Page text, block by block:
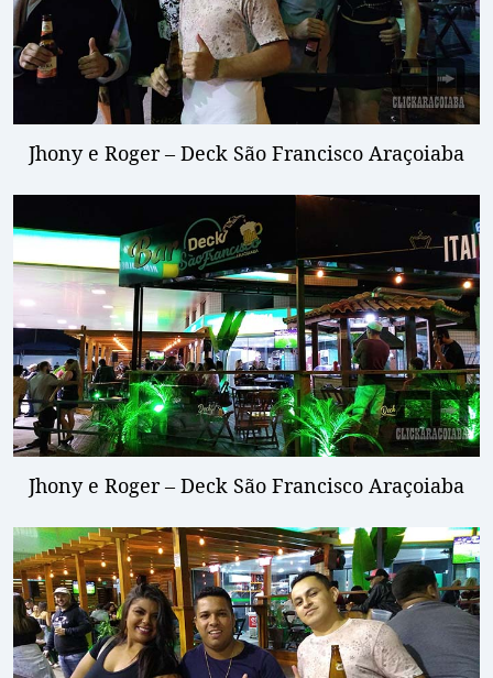
Jhony e Roger – Deck São Francisco Araçoiaba
Jhony e Roger – Deck São Francisco Araçoiaba